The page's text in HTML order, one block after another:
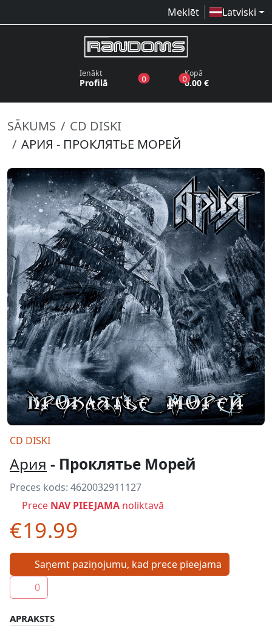
Meklēt Latviski
Ienākt
Profilā 0produkti vēlmju sarakstā
0produkti grozā
Kopā
0.00 €
SĀKUMS
CD DISKI
АРИЯ - ПРОКЛЯТЬЕ МОРЕЙ
CD DISKI
Ария - Проклятье Морей
Preces kods: 4620032911127
Prece NAV PIEEJAMA noliktavā
€19.99
Saņemt paziņojumu, kad prece pieejama
0
APRAKSTS